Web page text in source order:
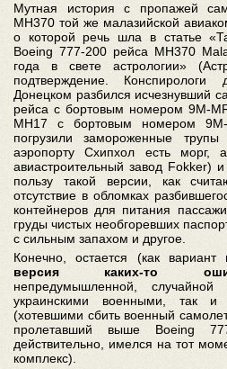
Мутная история с пропажей
МН370 той же малазийской
о которой речь шла в статье
Boeing 777-200 рейса MH370
года в свете астрологии»
подтверждение.
Донецком разбился исчезнувший
рейса с бортовым номером 9M-
МН17 с бортовым номером
погрузили замороженные
аэропорту Схипхол есть морг,
авиастроительный завод Fokker)
пользу такой версии, как
отсутствие в обломках
контейнеров для питания
груды чистых необгоревших
с сильным запахом и другое.
Конечно, остается (как
версия каких-то
непредумышленной,
украинскими военными, так и
(хотевшими сбить военный
пролетавший выше Boeing
действительно, имелся на тот
комплекс).